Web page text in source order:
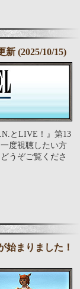
(2025/10/15)
とLIVE！』第13
度視聴したい方
うぞご覧くださ
始まりました！